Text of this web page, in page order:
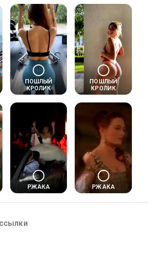
ПОШЛЫЙ
КРОЛИК
ПОШЛЫЙ
КРОЛИК
РЖАКА РЖАКА